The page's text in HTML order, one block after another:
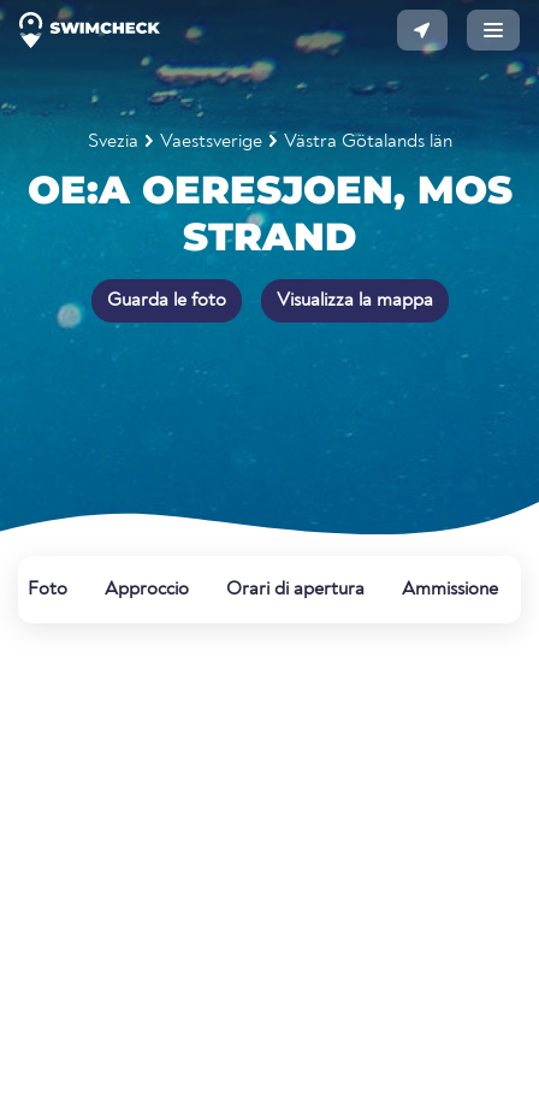
Svezia Vaestsverige Västra Götalands län
OE:A OERESJOEN, MOS
STRAND
Guarda le foto Visualizza la mappa
Foto Approccio Orari di apertura Ammissione